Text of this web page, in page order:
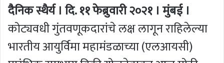
दैनिक स्थैर्य । दि. ११ फेब्रुवारी २०२१ । मुंबई ।
कोट्यवधी गुंतवणूकदारांचे लक्ष लागून राहिलेल्या
भारतीय आयुर्विमा महामंडळाच्या (एलआयसी)